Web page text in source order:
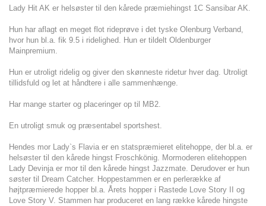
Lady Hit AK er helsøster til den kårede præmiehingst 1C Sansibar AK.
Hun har aflagt en meget flot rideprøve i det tyske Olenburg Verband,
hvor hun bl.a. fik 9.5 i ridelighed. Hun er tildelt Oldenburger
Mainpremium.
Hun er utroligt ridelig og giver den skønneste ridetur hver dag. Utroligt
tillidsfuld og let at håndtere i alle sammenhænge.
Har mange starter og placeringer op til MB2.
En utroligt smuk og præsentabel sportshest.
Hendes mor Lady`s Flavia er en statspræmieret elitehoppe, der bl.a. er
helsøster til den kårede hingst Froschkönig. Mormoderen elitehoppen
Lady Devinja er mor til den kårede hingst Jazzmate. Derudover er hun
søster til Dream Catcher. Hoppestammen er en perlerække af
højtpræmierede hopper bl.a. Årets hopper i Rastede Love Story II og
Love Story V. Stammen har produceret en lang række kårede hingste